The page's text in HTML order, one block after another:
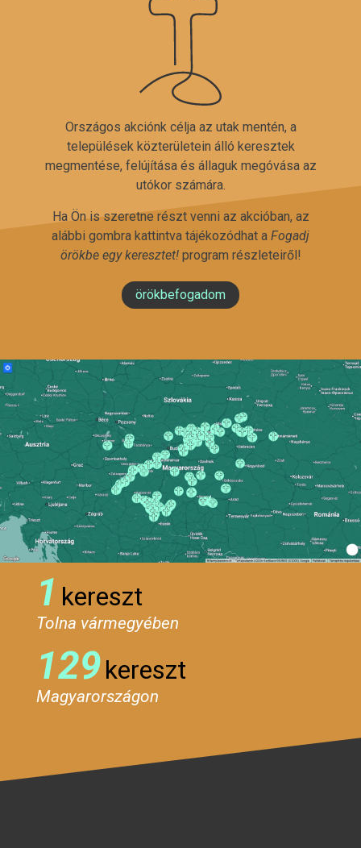
Országos akciónk célja az utak mentén, a
települések közterületein álló keresztek
megmentése, felújítása és állaguk megóvása az
utókor számára.
Ha Ön is szeretne részt venni az akcióban, az
alábbi gombra kattintva tájékozódhat a Fogadj
örökbe egy keresztet!program részleteiről!
örökbefogadom
1 kereszt
Tolna vármegyében
129kereszt
Magyarországon